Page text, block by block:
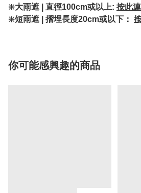
❇️大雨遮 | 直徑100cm或以上: 按此
❇️短雨遮 | 摺埋長度20cm或以下：
你可能感興趣的商品